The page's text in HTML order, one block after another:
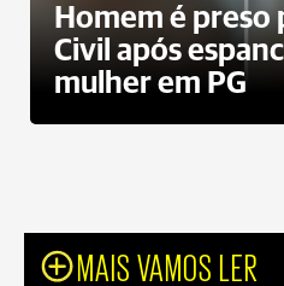
Homem é preso
Civil após
mulher em PG
MAIS VAMOS LER